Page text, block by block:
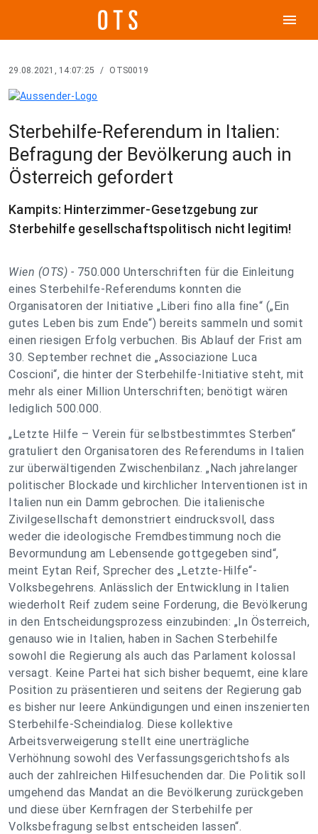
menu
29.08.2021, 14:07:25 / OTS0019
Sterbehilfe-Referendum in Italien:
Befragung der Bevölkerung auch in
Österreich gefordert
Kampits: Hinterzimmer-Gesetzgebung zur
Sterbehilfe gesellschaftspolitisch nicht legitim!
Wien (OTS) - 750.000 Unterschriften für die Einleitung
eines Sterbehilfe-Referendums konnten die
Organisatoren der Initiative „Liberi fino alla fine“ („Ein
gutes Leben bis zum Ende“) bereits sammeln und somit
einen riesigen Erfolg verbuchen. Bis Ablauf der Frist am
30. September rechnet die „Associazione Luca
Coscioni“, die hinter der Sterbehilfe-Initiative steht, mit
mehr als einer Million Unterschriften; benötigt wären
lediglich 500.000.
„Letzte Hilfe – Verein für selbstbestimmtes Sterben“
gratuliert den Organisatoren des Referendums in Italien
zur überwältigenden Zwischenbilanz. „Nach jahrelanger
politischer Blockade und kirchlicher Interventionen ist in
Italien nun ein Damm gebrochen. Die italienische
Zivilgesellschaft demonstriert eindrucksvoll, dass
weder die ideologische Fremdbestimmung noch die
Bevormundung am Lebensende gottgegeben sind“,
meint Eytan Reif, Sprecher des „Letzte-Hilfe“-
Volksbegehrens. Anlässlich der Entwicklung in Italien
wiederholt Reif zudem seine Forderung, die Bevölkerung
in den Entscheidungsprozess einzubinden: „In Österreich,
genauso wie in Italien, haben in Sachen Sterbehilfe
sowohl die Regierung als auch das Parlament kolossal
versagt. Keine Partei hat sich bisher bequemt, eine klare
Position zu präsentieren und seitens der Regierung gab
es bisher nur leere Ankündigungen und einen inszenierten
Sterbehilfe-Scheindialog. Diese kollektive
Arbeitsverweigerung stellt eine unerträgliche
Verhöhnung sowohl des Verfassungsgerichtshofs als
auch der zahlreichen Hilfesuchenden dar. Die Politik soll
umgehend das Mandat an die Bevölkerung zurückgeben
und diese über Kernfragen der Sterbehilfe per
Volksbefragung selbst entscheiden lassen“.